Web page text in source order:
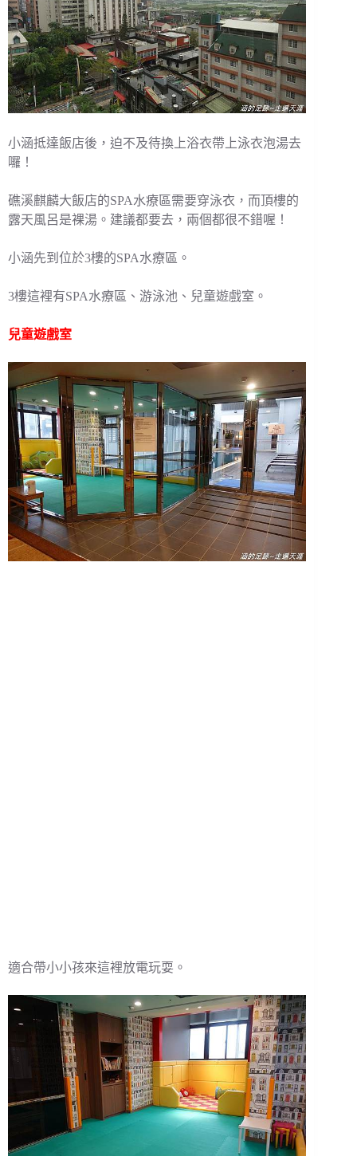
小涵抵達飯店後，迫不及待換上浴衣帶上泳衣泡湯去
囉！
礁溪麒麟大飯店的SPA水療區需要穿泳衣，而頂樓的
露天風呂是裸湯。建議都要去，兩個都很不錯喔！
小涵先到位於3樓的SPA水療區。
3樓這裡有SPA水療區、游泳池、兒童遊戲室。
兒童遊戲室
適合帶小小孩來這裡放電玩耍。